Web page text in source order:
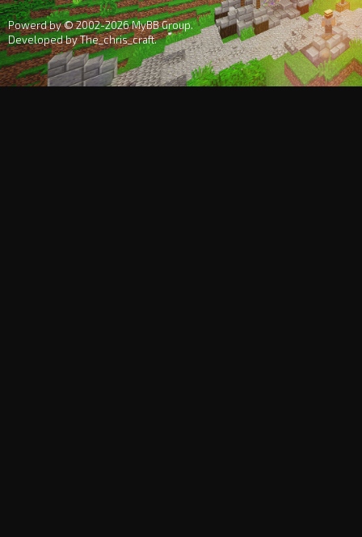
Powerd by © 2002-2026MyBB Group.
Developed byThe_chris_craft.